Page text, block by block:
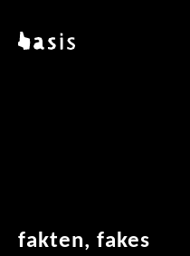
basis
fakten, fakes